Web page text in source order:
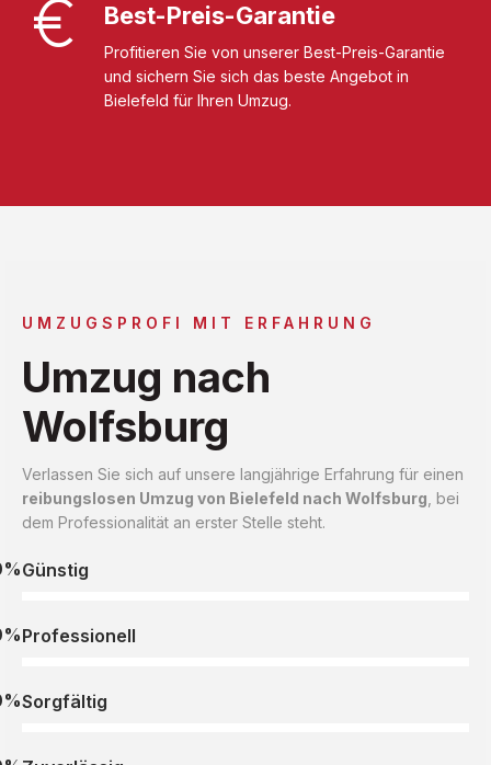
Best-Preis-Garantie
Profitieren Sie von unserer Best-Preis-Garantie
und sichern Sie sich das beste Angebot in
Bielefeld für Ihren Umzug.
UMZUGSPROFI MIT ERFAHRUNG
Umzug nach
Wolfsburg
Verlassen Sie sich auf unsere langjährige Erfahrung für einen
reibungslosen Umzug von Bielefeld nach Wolfsburg , bei
dem Professionalität an erster Stelle steht.
Günstig
Professionell
Sorgfältig